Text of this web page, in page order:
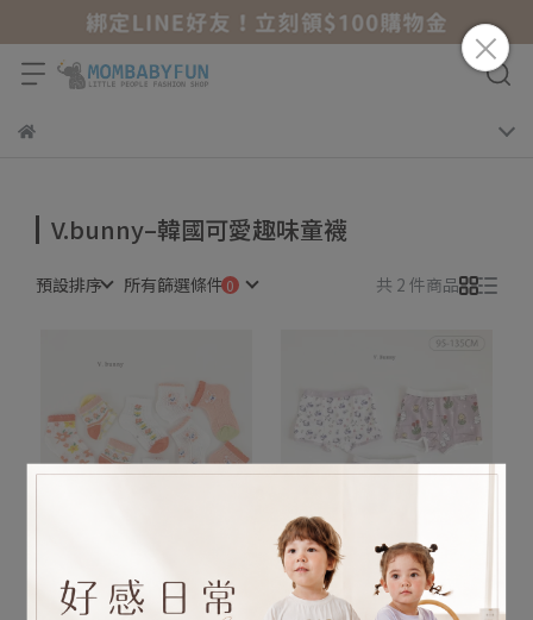
V.bunny–韓國可愛趣味童襪
預設排序 所有篩選條件 共 2 件商品
眼短襪5雙組
NT$280
韓國 V.bunny 粉格小兔格
紋花朵內褲3件組
NT$450